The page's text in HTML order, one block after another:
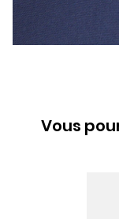
Vous